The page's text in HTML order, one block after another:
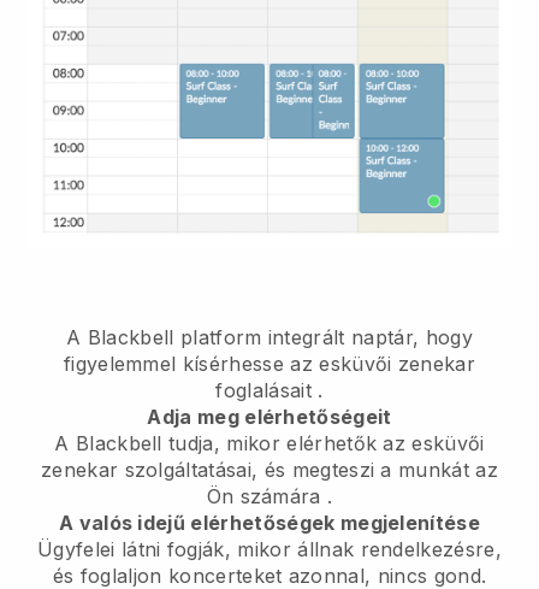
A Blackbell platform integrált naptár, hogy
figyelemmel kísérhesse az esküvői zenekar
foglalásait.
Adja meg elérhetőségeit
A Blackbell tudja, mikor elérhetők az esküvői
zenekar szolgáltatásai, és megteszi a munkát az
Ön számára .
A valós idejű elérhetőségek megjelenítése
Ügyfelei látni fogják, mikor állnak rendelkezésre,
és foglaljon koncerteket azonnal, nincs gond.